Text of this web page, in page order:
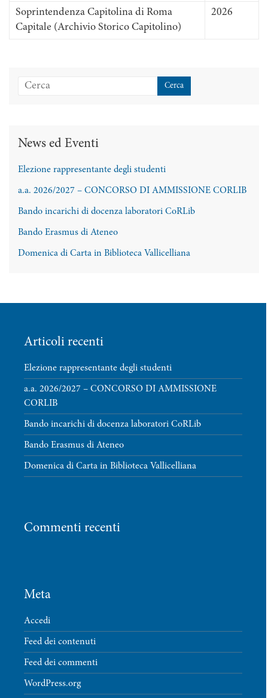
Soprintendenza Capitolina di Roma
Capitale (Archivio Storico Capitolino)
2026
News ed Eventi
Elezione rappresentante degli studenti
a.a. 2026/2027 – CONCORSO DI AMMISSIONE CORLIB
Bando incarichi di docenza laboratori CoRLib
Bando Erasmus di Ateneo
Domenica di Carta in Biblioteca Vallicelliana
Articoli recenti
Elezione rappresentante degli studenti
a.a. 2026/2027 – CONCORSO DI AMMISSIONE
CORLIB
Bando incarichi di docenza laboratori CoRLib
Bando Erasmus di Ateneo
Domenica di Carta in Biblioteca Vallicelliana
Commenti recenti
Meta
Accedi
Feed dei contenuti
Feed dei commenti
WordPress.org